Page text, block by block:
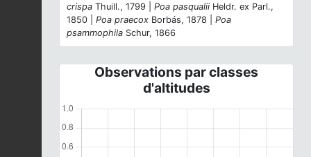
crispa Thuill., 1799 | Poa pasqualii Heldr. ex Parl.,
1850 | Poa praecox Borbás, 1878 | Poa
psammophila Schur, 1866
Observations par classes
d'altitudes